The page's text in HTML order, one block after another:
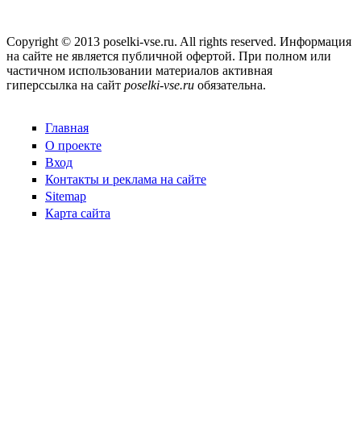
Copyright © 2013 poselki-vse.ru. All rights reserved. Информация
на сайте не является публичной офертой. При полном или
частичном использовании материалов активная
гиперссылка на сайт poselki-vse.ru​ обязательна.
Главная
О проекте
Вход
Контакты и реклама на сайте
Sitemap
Карта сайта